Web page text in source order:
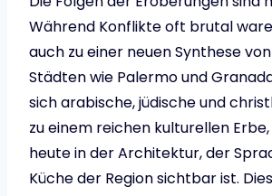
Während Konflikte oft brutal
auch zu einer neuen Synthese
Städten wie Palermo und
sich arabische, jüdische und
zu einem reichen kulturellen
heute in der Architektur, der
Küche der Region sichtbar ist.